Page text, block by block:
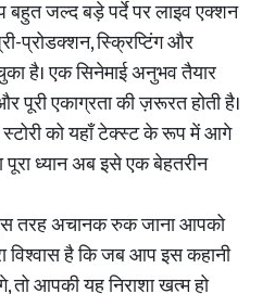
जल्द बड़े पर्दे पर लाइव एक्शन
प्रोडक्शन, स्क्रिप्टिंग और
है। एक सिनेमाई अनुभव तैयार
एकाग्रता की ज़रूरत होती है।
को यहाँ टेक्स्ट के रूप में आगे
पूरा ध्यान अब इसे एक बेहतरीन
तरह अचानक रुक जाना आपको
विश्वास है कि जब आप इस कहानी
आपकी यह निराशा खत्म हो